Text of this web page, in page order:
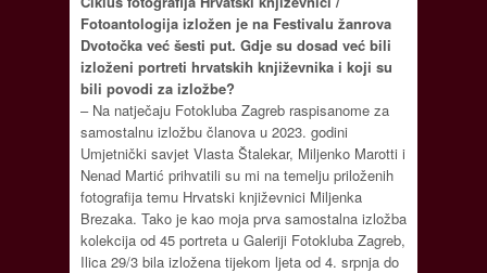
Fotoantologija izložen je na Festivalu žanrova
Dvotočka već šesti put. Gdje su dosad već bili
izloženi portreti hrvatskih književnika i koji su
bili povodi za izložbe?
– Na natječaju Fotokluba Zagreb raspisanome za
samostalnu izložbu članova u 2023. godini
Umjetnički savjet Vlasta Štalekar, Miljenko Marotti i
Nenad Martić prihvatili su mi na temelju priloženih
fotografija temu Hrvatski književnici Miljenka
Brezaka. Tako je kao moja prva samostalna izložba
kolekcija od 45 portreta u Galeriji Fotokluba Zagreb,
Ilica 29/3 bila izložena tijekom ljeta od 4. srpnja do